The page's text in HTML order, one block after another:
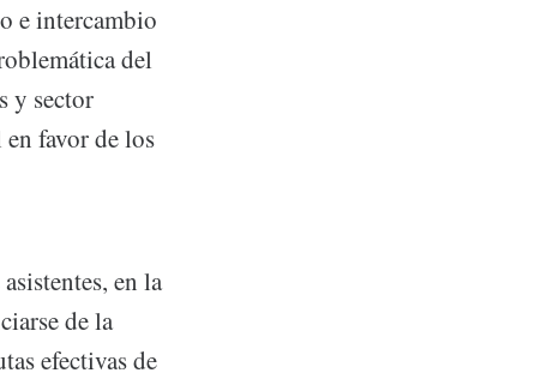
e intercambio
del
y sector
favor de los
en la
de la
efectivas de